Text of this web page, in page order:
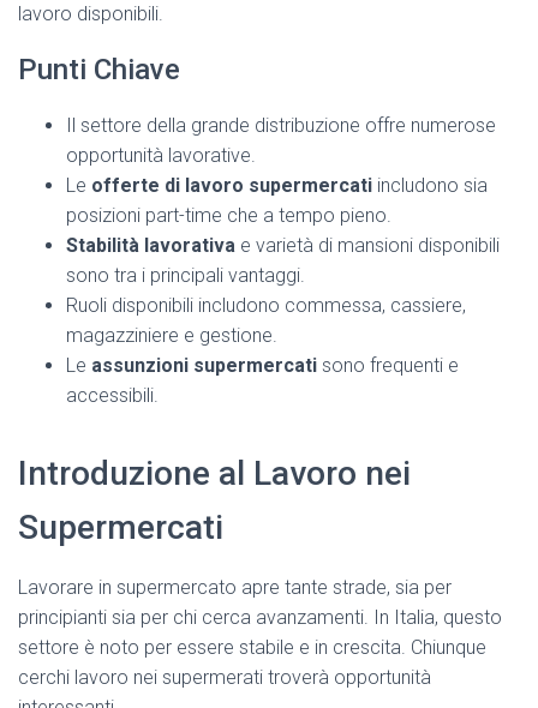
lavoro disponibili.
Punti Chiave
Il settore della grande distribuzione offre numerose
opportunità lavorative.
Le offerte di lavoro supermercati includono sia
posizioni part-time che a tempo pieno.
Stabilità lavorativa e varietà di mansioni disponibili
sono tra i principali vantaggi.
Ruoli disponibili includono commessa, cassiere,
magazziniere e gestione.
Le assunzioni supermercati sono frequenti e
accessibili.
Introduzione al Lavoro nei
Supermercati
Lavorare in supermercato apre tante strade, sia per
principianti sia per chi cerca avanzamenti. In Italia, questo
settore è noto per essere stabile e in crescita. Chiunque
cerchi lavoro nei supermerati troverà opportunità